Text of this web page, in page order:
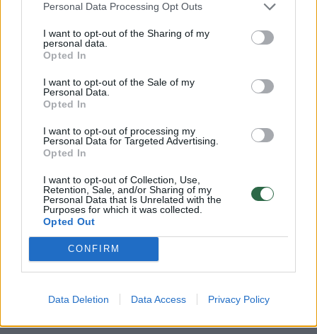
Personal Data Processing Opt Outs
I want to opt-out of the Sharing of my
personal data.
Opted In
I want to opt-out of the Sale of my
Personal Data.
Opted In
I want to opt-out of processing my
Personal Data for Targeted Advertising.
Opted In
I want to opt-out of Collection, Use,
Retention, Sale, and/or Sharing of my
Personal Data that Is Unrelated with the
Purposes for which it was collected.
Opted Out
CONFIRM
Data Deletion Data Access Privacy Policy
kurie kiaurus metus demonstruoja vasarinių
rūbų madas, ateidami į mokyklą su šortais
vietoje ilgų kelnių.
Daugiau nuotraukų (4)